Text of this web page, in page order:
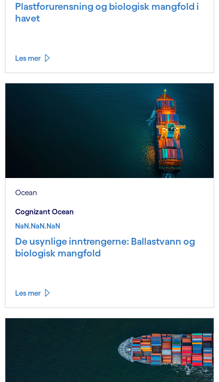
Plastforurensning og biologisk mangfold i
havet
Les mer
Ocean
Cognizant Ocean
NaN.NaN.NaN
De usynlige inntrengerne: Ballastvann og
biologisk mangfold
Les mer